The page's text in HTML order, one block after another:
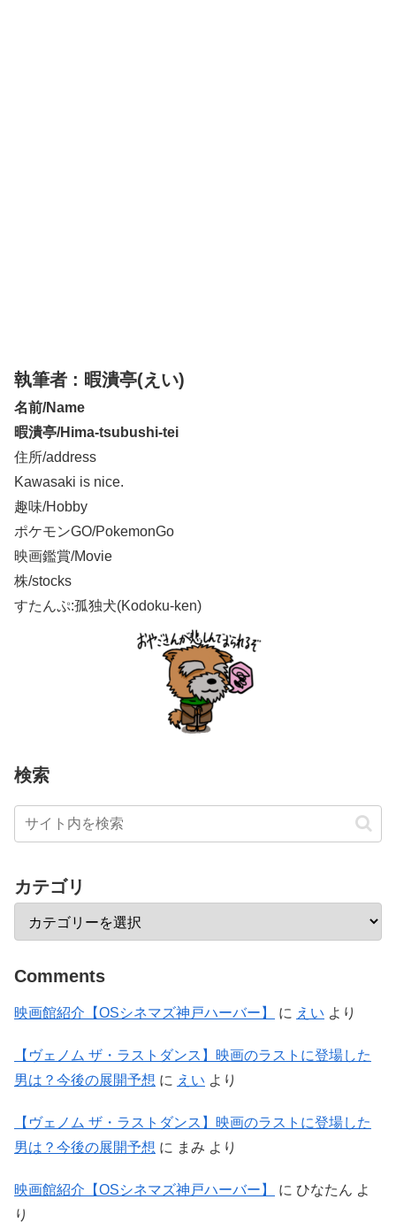
執筆者 : 暇潰亭(えい)
名前/Name
暇潰亭/Hima-tsubushi-tei
住所/address
Kawasaki is nice.
趣味/Hobby
ポケモンGO/PokemonGo
映画鑑賞/Movie
株/stocks
すたんぷ:孤独犬(Kodoku-ken)
検索
カテゴリ
Comments
映画館紹介【OSシネマズ神戸ハーバー】 に えい より
【ヴェノム ザ・ラストダンス】映画のラストに登場した
男は？今後の展開予想 に えい より
【ヴェノム ザ・ラストダンス】映画のラストに登場した
男は？今後の展開予想 に まみ より
映画館紹介【OSシネマズ神戸ハーバー】 に ひなたん よ
り